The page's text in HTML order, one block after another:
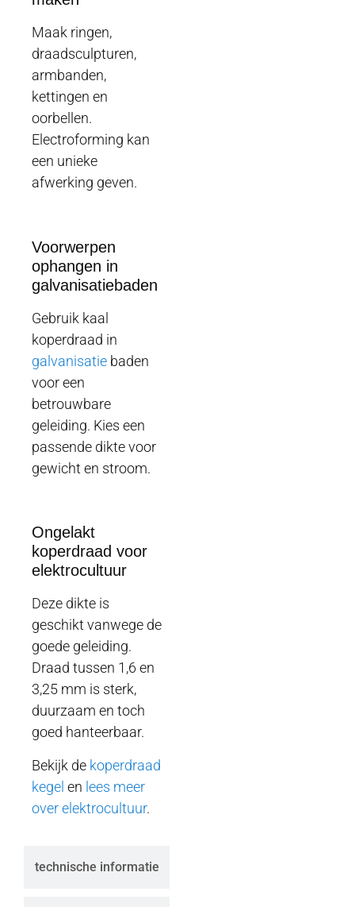
technische informatie
Maak ringen,
draadsculpturen,
armbanden,
kettingen en
oorbellen.
Electroforming kan
een unieke
afwerking geven.
Voorwerpen
ophangen in
galvanisatiebaden
Gebruik kaal
koperdraad in
galvanisatie baden
voor een
betrouwbare
geleiding. Kies een
passende dikte voor
gewicht en stroom.
Ongelakt
koperdraad voor
elektrocultuur
Deze dikte is
geschikt vanwege de
goede geleiding.
Draad tussen 1,6 en
3,25 mm is sterk,
duurzaam en toch
goed hanteerbaar.
Bekijk de koperdraad
kegel en lees meer
over elektrocultuur.